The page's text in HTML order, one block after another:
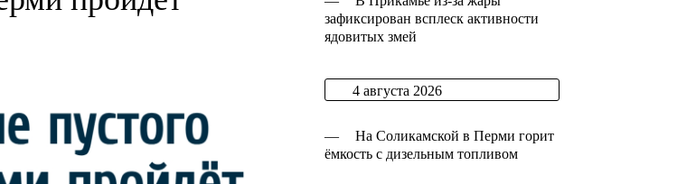
зафиксирован всплеск активности
ядовитых змей
4 августа 2026
—
На Соликамской в Перми горит
ёмкость с дизельным топливом